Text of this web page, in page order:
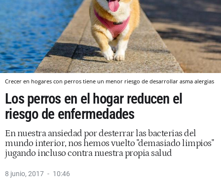
Crecer en hogares con perros tiene un menor riesgo de desarrollar asma alergias
Los perros en el hogar reducen el
riesgo de enfermedades
En nuestra ansiedad por desterrar las bacterias del
mundo interior, nos hemos vuelto "demasiado limpios"
jugando incluso contra nuestra propia salud
8 junio, 2017 10:46